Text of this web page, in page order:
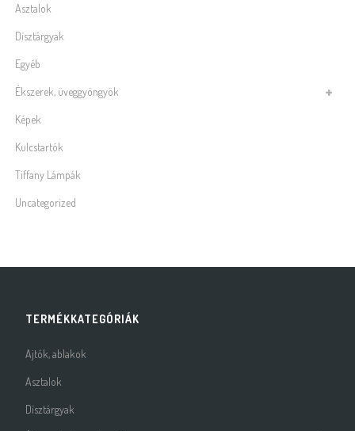
Asztalok
Dísztárgyak
Egyéb
Ékszerek, üveggyöngyök
Képek
Kulcstartók
Tiffany Lámpák
Uncategorized
TERMÉKKATEGÓRIÁK
Ajtók, ablakok
Asztalok
Dísztárgyak